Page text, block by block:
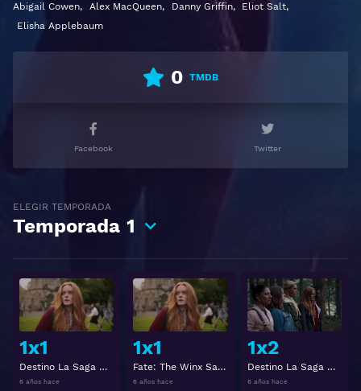
Idioma español latino, subtitulado, castellano
Abigail Cowen, Alex MacQueen, Danny Griffin, Eliot Salt,
Elisha Applebaum
0 TMDB
Facebook Twitter
ELEGIR TEMPORADA
Temporada 1
1x1
Destino La Saga Winx (Fate: The Winx Saga) 1x1
6 años hace
Ver
1x1
Fate: The Winx Saga 1x1
6 años hace
Ver
1x2
Destino La Saga Winx (Fate: The Winx Saga) 1x2
6 años hace